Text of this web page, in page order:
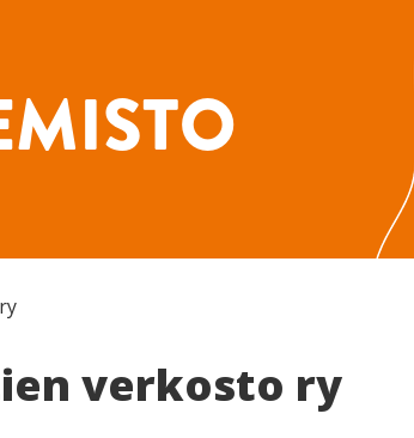
verkosto ry